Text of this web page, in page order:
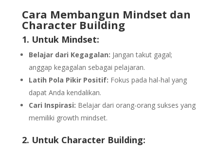
Cara Membangun Mindset dan
Character Building
1. Untuk Mindset:
Belajar dari Kegagalan: Jangan takut gagal;
anggap kegagalan sebagai pelajaran.
Latih Pola Pikir Positif: Fokus pada hal-hal yang
dapat Anda kendalikan.
Cari Inspirasi: Belajar dari orang-orang sukses yang
memiliki growth mindset.
2. Untuk Character Building: